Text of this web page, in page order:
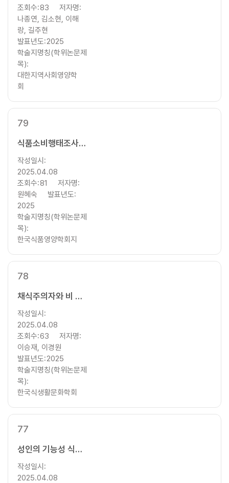
조회수:83
저자명:
나종연, 김소현, 이해
랑, 길주현
발표년도:2025
학술지명칭(학위논문제
목):
대한지역사회영양학
회
79
식품소비행태조사를 이용한 1인가구의 연령대별 식품 조달 및 식생활행태비교
작성일시:
2025.04.08
조회수:81
저자명:
원혜숙
발표년도:
2025
학술지명칭(학위논문제
목):
한국식품영양학회지
78
채식주의자와 비 채식주의자의 식품 관련 행동 특성 비교에 관한 연구: 2023 식품소비행태조사 결과를 활용하여
작성일시:
2025.04.08
조회수:63
저자명:
이승재, 이경원
발표년도:2025
학술지명칭(학위논문제
목):
한국식생활문화학회
77
성인의 기능성 식품 섭취 현황 및 영향 요인 분석: 2023 식품소비행태조사 자료를 이용하여
작성일시:
2025.04.08